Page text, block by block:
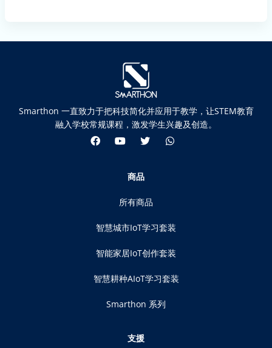
Smarthon 一直致力于把科技简化并应用于教学，让STEM教育
融入学校常规课程，激发学生兴趣及创造。
商品
所有商品
智慧城市IoT学习套装
智能家居IoT创作套装
智慧耕种AIoT学习套装
Smarthon 系列
支援